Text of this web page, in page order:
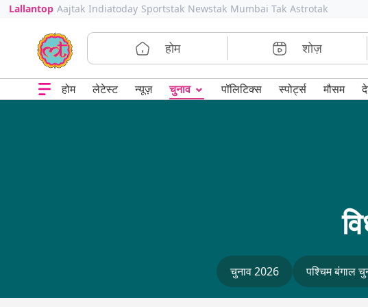
Lallantop Aajtak Indiatoday Sportstak Newstak Mumbai Tak Astrotak
होम शोज़
होम लेटेस्ट न्यूज़ चुनाव ⌄ पॉलिटिक्स स्पोर्ट्स मौसम
चुनाव 2026 पश्चिम बंगाल